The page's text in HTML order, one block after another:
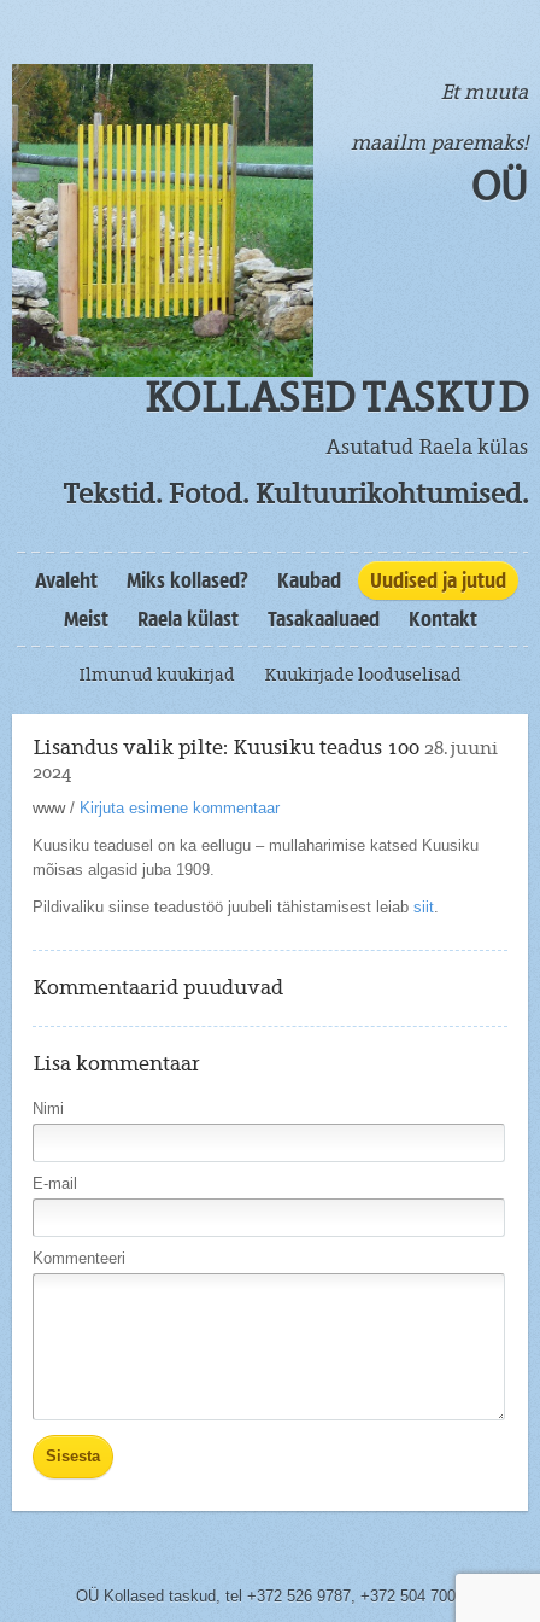
Et muuta
maailm paremaks!
OÜ
KOLLASED TASKUD
Asutatud Raela külas
Tekstid. Fotod. Kultuurikohtumised.
Avaleht Miks kollased? Kaubad
Uudised ja jutud
Meist
Raela külast Tasakaaluaed Kontakt
Ilmunud kuukirjad Kuukirjade looduselisad
Lisandus valik pilte: Kuusiku teadus 10028. juuni
2024
www/ Kirjuta esimene kommentaar
Kuusiku teadusel on ka eellugu – mullaharimise katsed Kuusiku
mõisas algasid juba 1909.
Pildivaliku siinse teadustöö juubeli tähistamisest leiabsiit
Kommentaarid puuduvad
Lisa kommentaar
Nimi
E-mail
Kommenteeri
OÜ Kollased taskud, tel +372 526 9787, +372 504 7005